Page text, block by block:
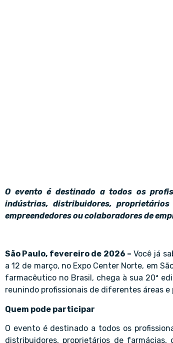
O evento é destinado a todos os
indústrias, distribuidores,
empreendedores ou colaboradores de
São Paulo, fevereiro de 2026 – Você já
a 12 de março, no Expo Center Norte, em
farmacêutico no Brasil, chega à sua 20ª
reunindo profissionais de diferentes áreas
Quem pode participar
O evento é destinado a todos os
distribuidores, proprietários de farmácias,